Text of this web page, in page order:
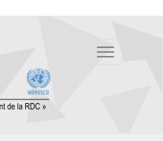
Toggle